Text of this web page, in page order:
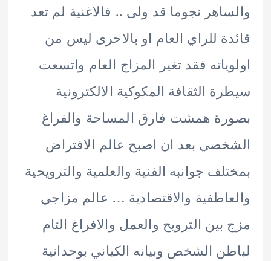
نجوما قد ولى .. فالاغنية لم تعد
للراي العام او بالاحرى ليس من
فقد تغير المزاج العام واتسعت
الثقافة المكوكية الالكترونية
همشت فارق المساحة والفراغ
بعد ان اصبح عالم الافتراض
جوانبه الفنية والعلمية والترويحية
والاقتصادية … عالم مزاجي
الترويح والعمل والافراغ التام
الشخص وبيانه الكياني بوحدانية